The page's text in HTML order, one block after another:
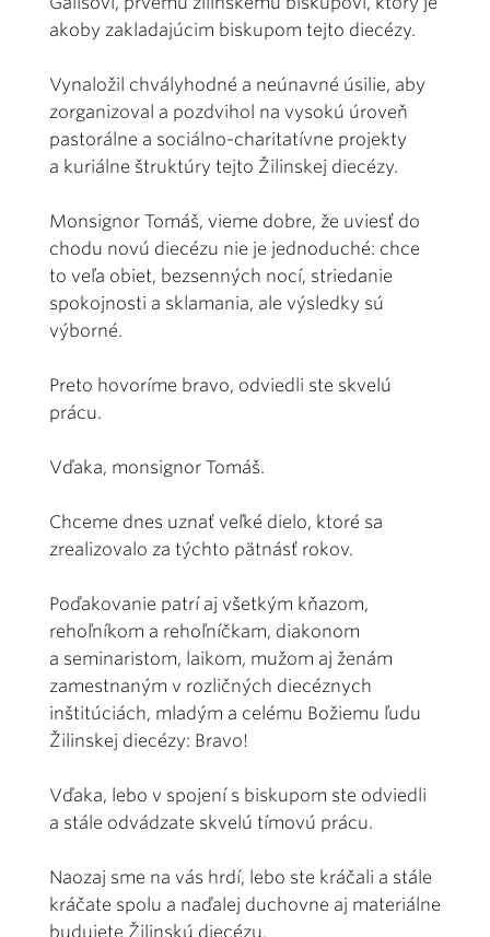
akoby zakladajúcim biskupom tejto diecézy.
Vynaložil chvályhodné a neúnavné úsilie, aby
zorganizoval a pozdvihol na vysokú úroveň
pastorálne a sociálno-charitatívne projekty
a kuriálne štruktúry tejto Žilinskej diecézy.
Monsignor Tomáš, vieme dobre, že uviesť do
chodu novú diecézu nie je jednoduché: chce
to veľa obiet, bezsenných nocí, striedanie
spokojnosti a sklamania, ale výsledky sú
výborné.
Preto hovoríme bravo, odviedli ste skvelú
prácu.
Vďaka, monsignor Tomáš.
Chceme dnes uznať veľké dielo, ktoré sa
zrealizovalo za týchto pätnásť rokov.
Poďakovanie patrí aj všetkým kňazom,
rehoľníkom a rehoľníčkam, diakonom
a seminaristom, laikom, mužom aj ženám
zamestnaným v rozličných diecéznych
inštitúciách, mladým a celému Božiemu ľudu
Žilinskej diecézy: Bravo!
Vďaka, lebo v spojení s biskupom ste odviedli
a stále odvádzate skvelú tímovú prácu.
Naozaj sme na vás hrdí, lebo ste kráčali a stále
kráčate spolu a naďalej duchovne aj materiálne
budujete Žilinskú diecézu.